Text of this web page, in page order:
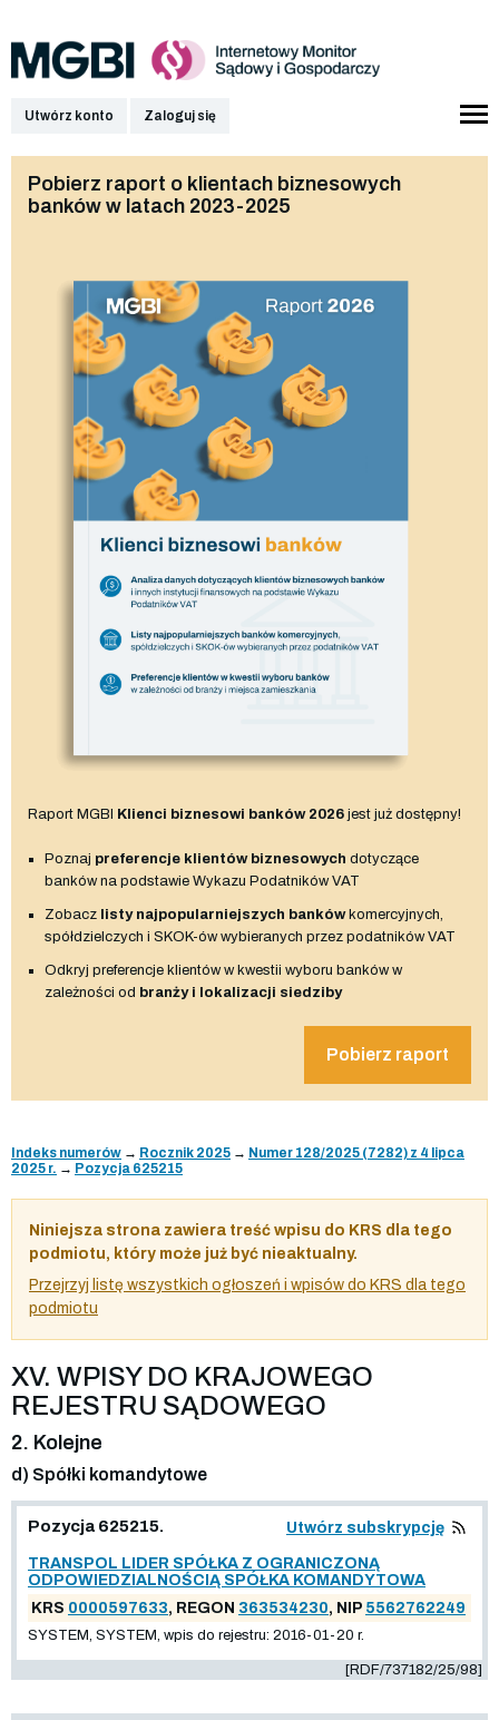
Utwórz konto Zaloguj się
Pobierz raport o klientach biznesowych
banków w latach 2023-2025
Raport MGBI Klienci biznesowi banków 2026 jest już dostępny!
Poznaj preferencje klientów biznesowych dotyczące
banków na podstawie Wykazu Podatników VAT
Zobacz listy najpopularniejszych bankówkomercyjnych,
spółdzielczych i SKOK-ów wybieranych przez podatników VAT
Odkryj preferencje klientów w kwestii wyboru banków w
zależności od branży i lokalizacji siedziby
Pobierz raport
Indeks numerów → Rocznik 2025 → Numer 128/2025 (7282) z 4 lipca
2025 r. → Pozycja 625215
Niniejsza strona zawiera treść wpisu do KRS dla tego
podmiotu, który może już być nieaktualny.
Przejrzyj listę wszystkich ogłoszeń i wpisów do KRS dla tego
podmiotu
XV. WPISY DO KRAJOWEGO
REJESTRU SĄDOWEGO
2. Kolejne
d) Spółki komandytowe
Pozycja 625215. Utwórz subskrypcję
TRANSPOL LIDER SPÓŁKA Z OGRANICZONĄ
ODPOWIEDZIALNOŚCIĄ SPÓŁKA KOMANDYTOWA
KRS 0000597633, REGON 363534230, NIP 5562762249
SYSTEM, SYSTEM, wpis do rejestru: 2016-01-20 r.
[RDF/737182/25/98]